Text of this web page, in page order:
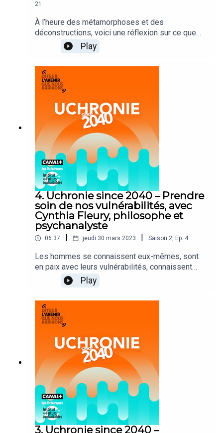
21
À l’heure des métamorphoses et des
déconstructions, voici une réflexion sur ce que
l’on garde, ce que l’on enlève et ce que l’on
repose comme fondations solides sur lesquelles
nos enfants pourront construire le monde dans
lequel ils aimeraient vivre.Une conversation
exceptionnelle en direct du théâtre des Bouffes
du Nord entre Alain Damasio, écrivain de science-
fiction et Mathieu Baudin, historien et
prospectiviste, directeur de l’Institut des Futurs
souhaitables et animateur de ce podcast.
Play
4. Uchronie since 2040 – Prendre
soin de nos vulnérabilités, avec
Cynthia Fleury, philosophe et
psychanalyste
06:37 jeudi 30 mars 2023 Saison 2, Ep. 4
Les hommes se connaissent eux-mêmes, sont
en paix avec leurs vulnérabilités, connaissent
celles de leurs proches et de leur environnement.
Bienvenue en 2040, où chacun prend soin des
uns, des autres et de la planète qui les entoure.
Play
3. Uchronie since 2040 –